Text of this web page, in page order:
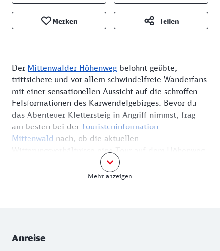
Merken Teilen
Der Mittenwalder Höhenwegbelohnt geübte,
trittsichere und vor allem schwindelfreie Wanderfans
mit einer sensationellen Aussicht auf die schroffen
Felsformationen des Karwendelgebirges. Bevor du
das Abenteuer Klettersteig in Angriff nimmst, frag
am besten bei der Touristeninformation
Mittenwald nach, ob die aktuellen
Witterungsverhältnisse eine Tour auf dem Höhenweg
Ganz wichtig: Falls du keine eigene Ausrüstung
Ticket Werdenfels/ + Innsbruck
Mehr anzeigen
Anreise